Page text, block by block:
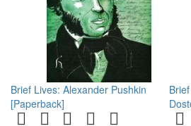
Brief Lives: Alexander Pushkin
[Paperback]